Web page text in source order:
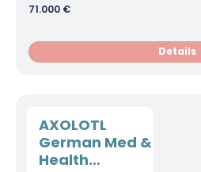
71.000 €
Details
AXOLOTL
German Med &
Health